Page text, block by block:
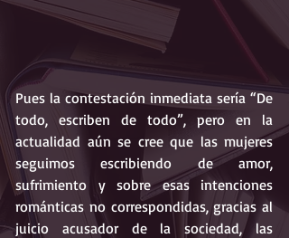
Pues la contestación inmediata sería “De
todo, escriben de todo”, pero en la
actualidad aún se cree que las mujeres
seguimos escribiendo de amor,
sufrimiento y sobre esas intenciones
románticas no correspondidas, gracias al
juicio acusador de la sociedad, las